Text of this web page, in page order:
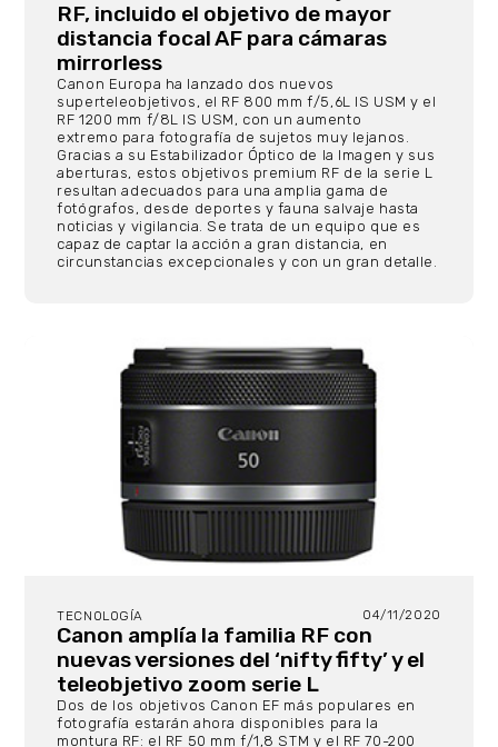
RF, incluido el objetivo de mayor
distancia focal AF para cámaras
mirrorless
Canon Europa ha lanzado dos nuevos
superteleobjetivos, el RF 800 mm f/5,6L IS USM y el
RF 1200 mm f/8L IS USM, con un aumento
extremo para fotografía de sujetos muy lejanos.
Gracias a su Estabilizador Óptico de la Imagen y sus
aberturas, estos objetivos premium RF de la serie L
resultan adecuados para una amplia gama de
fotógrafos, desde deportes y fauna salvaje hasta
noticias y vigilancia. Se trata de un equipo que es
capaz de captar la acción a gran distancia, en
circunstancias excepcionales y con un gran detalle.
TECNOLOGÍA 04/11/2020
Canon amplía la familia RF con
nuevas versiones del ‘nifty fifty’ y el
teleobjetivo zoom serie L
Dos de los objetivos Canon EF más populares en
fotografía estarán ahora disponibles para la
montura RF: el RF 50 mm f/1,8 STM y el RF 70-200